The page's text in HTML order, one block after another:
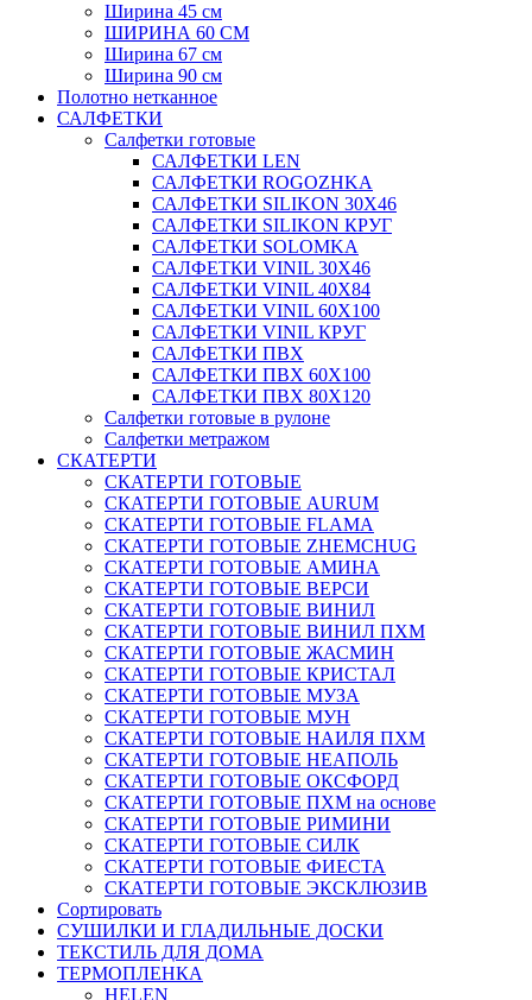
Ширина 45 см
ШИРИНА 60 СМ
Ширина 67 см
Ширина 90 см
Полотно нетканное
САЛФЕТКИ
Салфетки готовые
САЛФЕТКИ LEN
САЛФЕТКИ ROGOZHKA
САЛФЕТКИ SILIKON 30Х46
САЛФЕТКИ SILIKON КРУГ
САЛФЕТКИ SOLOMKA
САЛФЕТКИ VINIL 30Х46
САЛФЕТКИ VINIL 40Х84
САЛФЕТКИ VINIL 60Х100
САЛФЕТКИ VINIL КРУГ
САЛФЕТКИ ПВХ
САЛФЕТКИ ПВХ 60Х100
САЛФЕТКИ ПВХ 80Х120
Салфетки готовые в рулоне
Салфетки метражом
СКАТЕРТИ
СКАТЕРТИ ГОТОВЫЕ
СКАТЕРТИ ГОТОВЫЕ AURUM
СКАТЕРТИ ГОТОВЫЕ FLAMA
СКАТЕРТИ ГОТОВЫЕ ZHEMCHUG
СКАТЕРТИ ГОТОВЫЕ АМИНА
СКАТЕРТИ ГОТОВЫЕ ВЕРСИ
СКАТЕРТИ ГОТОВЫЕ ВИНИЛ
СКАТЕРТИ ГОТОВЫЕ ВИНИЛ ПХМ
СКАТЕРТИ ГОТОВЫЕ ЖАСМИН
СКАТЕРТИ ГОТОВЫЕ КРИСТАЛ
СКАТЕРТИ ГОТОВЫЕ МУЗА
СКАТЕРТИ ГОТОВЫЕ МУН
СКАТЕРТИ ГОТОВЫЕ НАИЛЯ ПХМ
СКАТЕРТИ ГОТОВЫЕ НЕАПОЛЬ
СКАТЕРТИ ГОТОВЫЕ ОКСФОРД
СКАТЕРТИ ГОТОВЫЕ ПХМ на основе
СКАТЕРТИ ГОТОВЫЕ РИМИНИ
СКАТЕРТИ ГОТОВЫЕ СИЛК
СКАТЕРТИ ГОТОВЫЕ ФИЕСТА
СКАТЕРТИ ГОТОВЫЕ ЭКСКЛЮЗИВ
Сортировать
СУШИЛКИ И ГЛАДИЛЬНЫЕ ДОСКИ
ТЕКСТИЛЬ ДЛЯ ДОМА
ТЕРМОПЛЕНКА
HELEN